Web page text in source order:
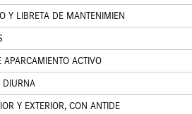
Y LIBRETA DE MANTENIMIEN
ACTIVO
Y EXTERIOR, CON ANTIDE